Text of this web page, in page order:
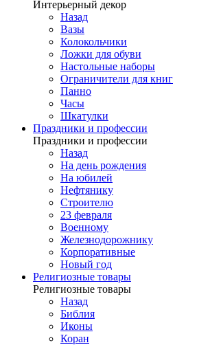
Интерьерный декор
Назад
Вазы
Колокольчики
Ложки для обуви
Настольные наборы
Ограничители для книг
Панно
Часы
Шкатулки
Праздники и профессии
Праздники и профессии
Назад
На день рождения
На юбилей
Нефтянику
Строителю
23 февраля
Военному
Железнодорожнику
Корпоративные
Новый год
Религиозные товары
Религиозные товары
Назад
Библия
Иконы
Коран